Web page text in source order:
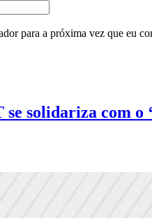
para a próxima vez que eu
se solidariza com